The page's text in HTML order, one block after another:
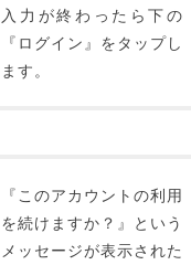
入力が終わったら下の
『ログイン』をタップし
ます。
『このアカウントの利用
を続けますか？』という
メッセージが表示された